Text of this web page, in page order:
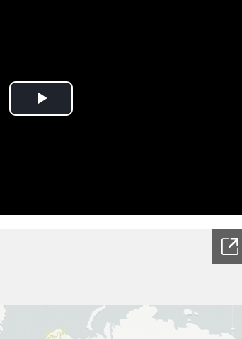
Play